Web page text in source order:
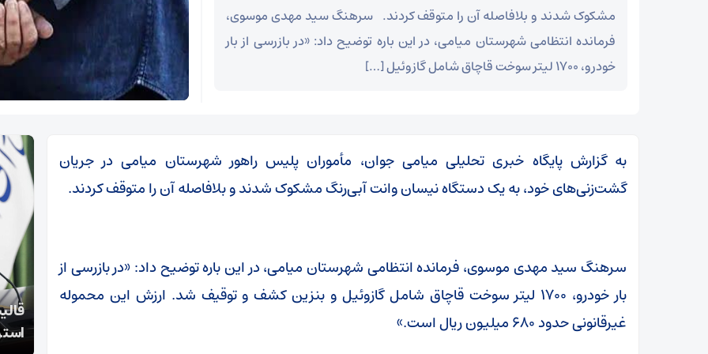
مشکوک شدند و بلافاصله آن را متوقف کردند. سرهنگ سید مهدی موسوی،
فرمانده انتظامی شهرستان میامی، در این باره توضیح داد: «در بازرسی از بار
خودرو، ۱۷۰۰ لیتر سوخت قاچاق شامل گازوئیل […]
به گزارش پایگاه خبری تحلیلی میامی جوان، مأموران پلیس راهور شهرستان میامی در جریان
گشت‌زنی‌های خود، به یک دستگاه نیسان وانت آبی‌رنگ مشکوک شدند و بلافاصله آن را متوقف کردند.
سرهنگ سید مهدی موسوی، فرمانده انتظامی شهرستان میامی، در این باره توضیح داد: «در بازرسی از
بار خودرو، ۱۷۰۰ لیتر سوخت قاچاق شامل گازوئیل و بنزین کشف و توقیف شد. ارزش این محموله
غیرقانونی حدود ۶۸۰ میلیون ریال است.»
عراقچی در پیامی درگذشت ابوالقاسم قاسم‌زاده را
تسلیت گفت
قالیباف: انتشار اخبار جعلی توسط ترامپ یک
را